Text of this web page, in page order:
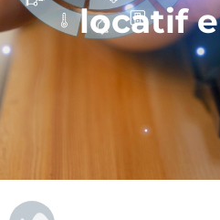
locatif